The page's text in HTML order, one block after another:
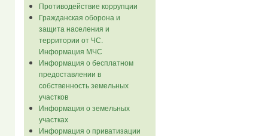
Противодействие коррупции
Гражданская оборона и
защита населения и
территории от ЧС.
Информация МЧС
Информация о бесплатном
предоставлении в
собственность земельных
участков
Информация о земельных
участках
Информация о приватизации